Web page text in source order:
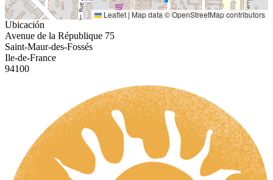
Leaflet | Map data ©OpenStreetMapcontributors
Ubicación
Avenue de la République 75
Saint-Maur-des-Fossés
Ile-de-France
94100